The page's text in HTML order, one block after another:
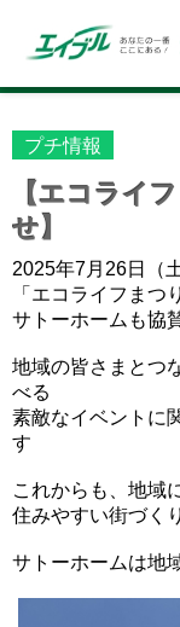
プチ情報
【エコライ
せ】
2025年7月26日（
「エコライフまつ
サトーホームも協
地域の皆さまとつ
べる
素敵なイベントに
す
これからも、地域
住みやすい街づく
サトーホームは地